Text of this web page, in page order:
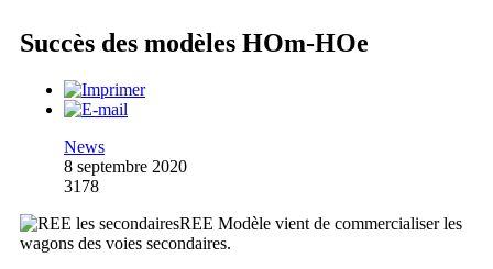
Succès des modèles HOm-HOe
News
8 septembre 2020
3178
REE Modèle vient de commercialiser les
wagons des voies secondaires.